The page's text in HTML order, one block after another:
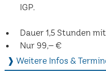
IGP.
Dauer 1,5 Stunden
Nur 99,– €
❱ Weitere Infos &